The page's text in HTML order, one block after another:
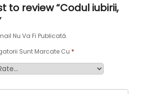
to review “Codul iubirii,
Nu Va Fi Publicată.
Sunt Marcate Cu *